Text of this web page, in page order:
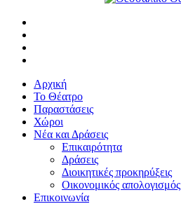
Αρχική
Το Θέατρο
Παραστάσεις
Χώροι
Νέα και Δράσεις
Επικαιρότητα
Δράσεις
Διοικητικές προκηρύξεις
Οικονομικός απολογισμός
Επικοινωνία